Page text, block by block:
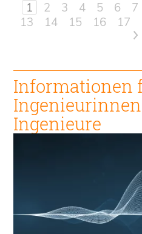
1 2 3 4 5 6 7
13
14 15 16 17
>
Informationen
Ingenieur
Ingenieure